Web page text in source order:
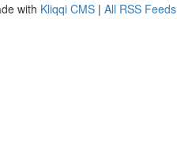
with Kliqqi CMS | All RSS Feeds